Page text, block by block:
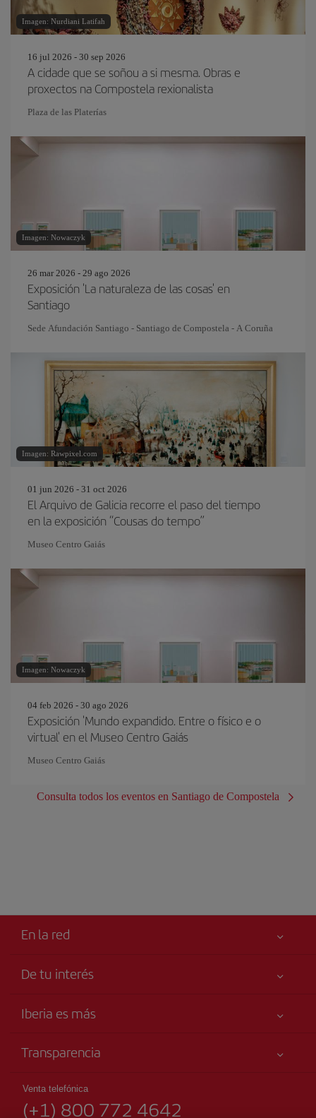
Imagen: Nurdiani Latifah
16 jul 2026 - 30 sep 2026
A cidade que se soñou a si mesma. Obras e
proxectos na Compostela rexionalista
Plaza de las Platerías
Imagen: Nowaczyk
26 mar 2026 - 29 ago 2026
Exposición 'La naturaleza de las cosas' en
Santiago
Sede Afundación Santiago - Santiago de Compostela - A Coruña
Imagen: Rawpixel.com
01 jun 2026 - 31 oct 2026
El Arquivo de Galicia recorre el paso del tiempo
en la exposición “Cousas do tempo”
Museo Centro Gaiás
Imagen: Nowaczyk
04 feb 2026 - 30 ago 2026
Exposición 'Mundo expandido. Entre o físico e o
virtual' en el Museo Centro Gaiás
Museo Centro Gaiás
Consulta todos los eventos en Santiago de Compostela
En la red
De tu interés
Accesibilidad
Mapa del sitio
Sostenibilidad
Iberia es más
Grupo Iberia
Accionistas e Inversores
Nuestras Alianzas
Transparencia
Venta telefónica
(+1) 800 772 4642